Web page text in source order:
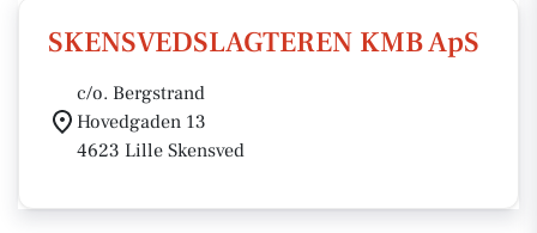
SKENSVEDSLAGTEREN KMB ApS
c/o. Bergstrand
Hovedgaden 13
4623 Lille Skensved